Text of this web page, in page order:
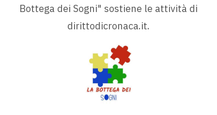
Bottega dei Sogni" sostiene le attività di
dirittodicronaca.it.